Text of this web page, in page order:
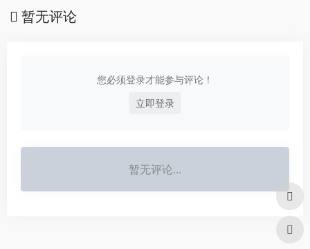
暂无评论
您必须登录才能参与评论！
立即登录
暂无评论...